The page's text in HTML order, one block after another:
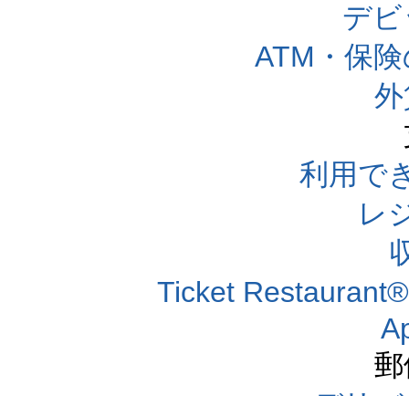
デ
ATM・保
利用で
レ
Ticket